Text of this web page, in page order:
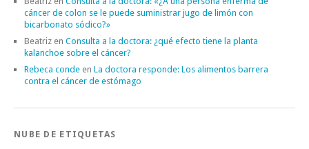
cáncer de colon se le puede suministrar jugo de limón con
bicarbonato sódico?»
Beatriz en Consulta a la doctora: ¿qué efecto tiene la planta
kalanchoe sobre el cáncer?
Rebeca conde en La doctora responde: Los alimentos barrera
contra el cáncer de estómago
NUBE DE ETIQUETAS